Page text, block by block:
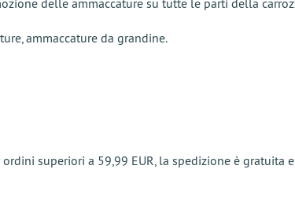
delle ammaccature su tutte le parti della
ammaccature da grandine.
superiori a 59,99 EUR, la spedizione è